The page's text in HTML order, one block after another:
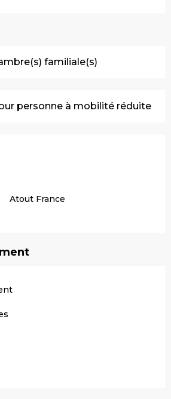
familiale(s)
personne à mobilité réduite
Atout France